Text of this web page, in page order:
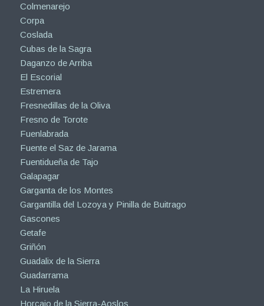
Colmenarejo
Corpa
Coslada
Cubas de la Sagra
Daganzo de Arriba
El Escorial
Estremera
Fresnedillas de la Oliva
Fresno de Torote
Fuenlabrada
Fuente el Saz de Jarama
Fuentidueña de Tajo
Galapagar
Garganta de los Montes
Gargantilla del Lozoya y Pinilla de Buitrago
Gascones
Getafe
Griñón
Guadalix de la Sierra
Guadarrama
La Hiruela
Horcajo de la Sierra-Aoslos